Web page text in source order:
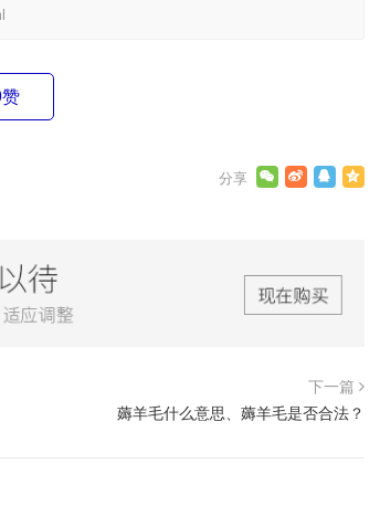
赞
下一篇
薅羊毛什么意思、薅羊毛是否合法？